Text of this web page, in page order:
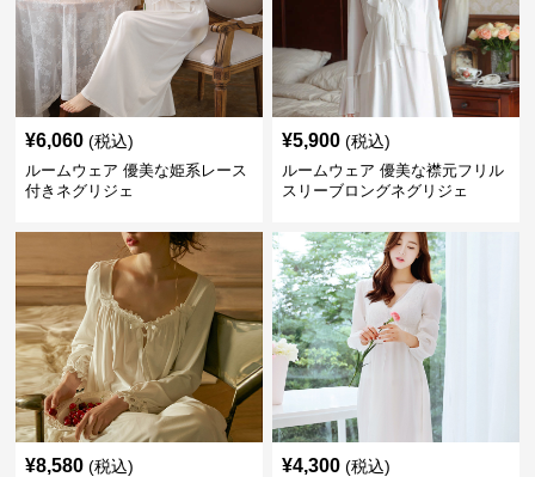
¥6,060 (税込)
ルームウェア 優美な姫系レース
付きネグリジェ
¥5,900 (税込)
ルームウェア 優美な襟元フリル
スリーブロングネグリジェ
¥8,580 (税込) ¥4,300 (税込)